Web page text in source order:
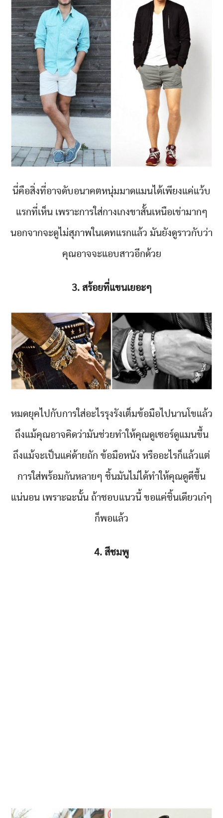
นี่คือสิ่งที่อาจดับอนาคตหนุ่มมาดแมนได้เพียงแค่แว้บ
แรกที่เห็น เพราะการใส่กางเกงขาสั้นเหนือเข่ามากๆ
นอกจากจะดูไม่สุภาพในเดทแรกแล้ว มันยังดูราวกับว่า
คุณอาจจะแอบสาวอีกด้วย
3. สร้อยที่แขนเยอะๆ
หมดยุคไปกับการใส่อะไรรุงรังเต็มข้อมือไปนานโขแล้ว
ถึงแม้คุณอาจคิดว่ามันช่วยทำให้คุณดูเซอร์ดูแมนขึ้น
ถึงแม้จะเป็นแค่ด้ายถัก ข้อมือหนัง หรืออะไรก็แล้วแต่
การใส่พร้อมกันหลายๆ ชิ้นมันไม่ได้ทำให้คุณดูดีขึ้น
แน่นอน เพราะฉะนั้น ถ้าชอบแนวนี้ ขอแค่ชิ้นเดียวเก๋ๆ
ก็พอแล้ว
4. สีชมพู